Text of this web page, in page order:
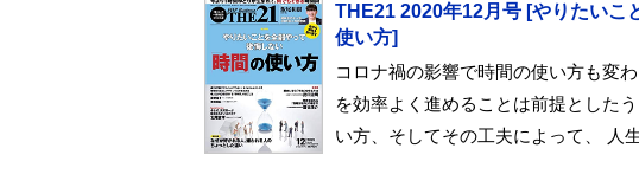
THE21 2020年12月号 [やりたいこ
使い方]
コロナ禍の影響で時間の使い方も変
を効率よく進めることは前提とした
い方、そしてその工夫によって、 人